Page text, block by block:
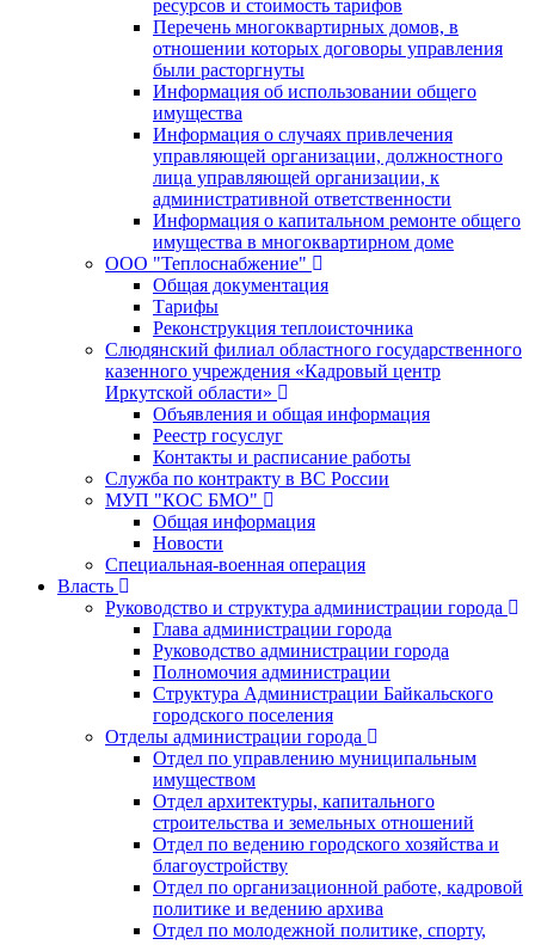
ресурсов и стоимость тарифов
Перечень многоквартирных домов, в
отношении которых договоры управления
были расторгнуты
Информация об использовании общего
имущества
Информация о случаях привлечения
управляющей организации, должностного
лица управляющей организации, к
административной ответственности
Информация о капитальном ремонте общего
имущества в многоквартирном доме
ООО "Теплоснабжение"
Общая документация
Тарифы
Реконструкция теплоисточника
Слюдянский филиал областного государственного
казенного учреждения «Кадровый центр
Иркутской области»
Объявления и общая информация
Реестр госуслуг
Контакты и расписание работы
Служба по контракту в ВС России
МУП "КОС БМО"
Общая информация
Новости
Специальная-военная операция
Власть
Руководство и структура администрации города
Глава администрации города
Руководство администрации города
Полномочия администрации
Структура Администрации Байкальского
городского поселения
Отделы администрации города
Отдел по управлению муниципальным
имуществом
Отдел архитектуры, капитального
строительства и земельных отношений
Отдел по ведению городского хозяйства и
благоустройству
Отдел по организационной работе, кадровой
политике и ведению архива
Отдел по молодежной политике, спорту,